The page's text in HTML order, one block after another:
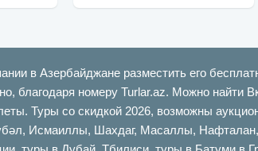
в Азербайджане разместить его
благодаря номеру Turlar.az. Можно
Туры со скидкой 2026, возможны
Исмаиллы, Шахдаг, Масаллы,